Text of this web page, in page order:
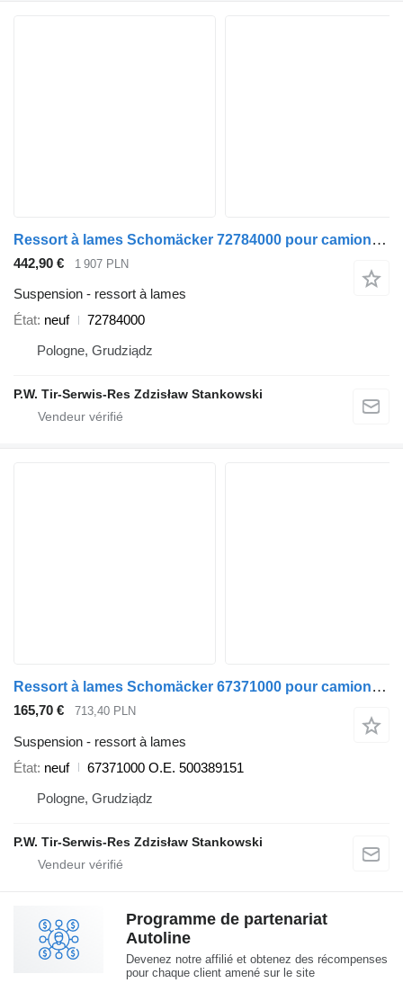
Ressort à lames Schomäcker 72784000 pour camion MAN
442,90 € 1 907 PLN
Suspension - ressort à lames
État neuf
72784000
Pologne, Grudziądz
P.W. Tir-Serwis-Res Zdzisław Stankowski
Ressort à lames Schomäcker 67371000 pour camion IVECO
165,70 € 713,40 PLN
Suspension - ressort à lames
État neuf
67371000 O.E. 500389151
Pologne, Grudziądz
P.W. Tir-Serwis-Res Zdzisław Stankowski
Programme de partenariat
Autoline
Devenez notre affilié et obtenez des récompenses
pour chaque client amené sur le site